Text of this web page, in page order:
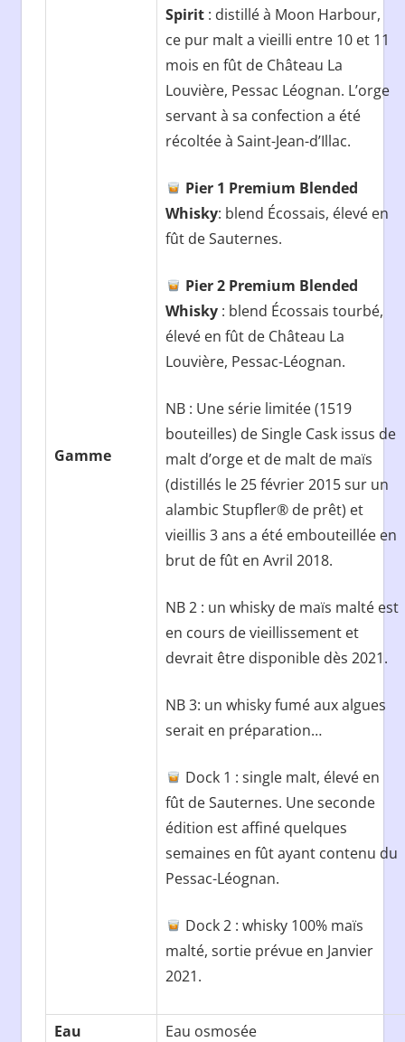
Gamme
Spirit : distillé à Moon Harbour,
ce pur malt a vieilli entre 10 et 11
mois en fût de Château La
Louvière, Pessac Léognan. L’orge
servant à sa confection a été
récoltée à Saint-Jean-d’Illac.
Pier 1 Premium Blended
Whisky: blend Écossais, élevé en
fût de Sauternes.
Pier 2 Premium Blended
Whisky : blend Écossais tourbé,
élevé en fût de Château La
Louvière, Pessac-Léognan.
NB : Une série limitée (1519
bouteilles) de Single Cask issus de
malt d’orge et de malt de maïs
(distillés le 25 février 2015 sur un
alambic Stupfler® de prêt) et
vieillis 3 ans a été embouteillée en
brut de fût en Avril 2018.
NB 2 : un whisky de maïs malté est
en cours de vieillissement et
devrait être disponible dès 2021.
NB 3: un whisky fumé aux algues
serait en préparation…
Dock 1 : single malt, élevé en
fût de Sauternes. Une seconde
édition est affiné quelques
semaines en fût ayant contenu du
Pessac-Léognan.
Dock 2 : whisky 100% maïs
malté, sortie prévue en Janvier
2021.
Eau Eau osmosée